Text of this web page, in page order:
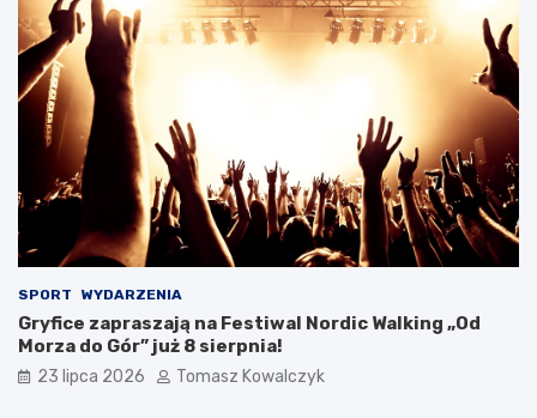
SPORT WYDARZENIA
Gryfice zapraszają na Festiwal Nordic Walking „Od
Morza do Gór” już 8 sierpnia!
23 lipca 2026 Tomasz Kowalczyk